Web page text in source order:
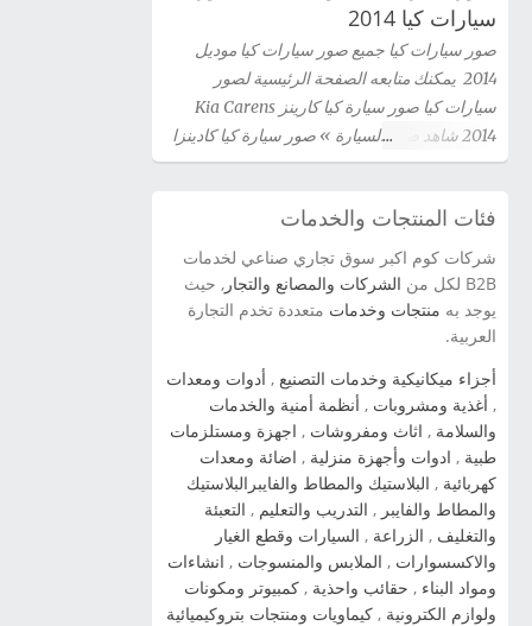
سيارات كيا 2014
صور سيارات كيا جميع صور سيارات كيا موديل
2014 يمكنك متابعه الصفحة الرئيسية لصور
سيارات كيا صور سيارة كيا كارينز Kia Carens
2014 شاهد صور السيارة » صور سيارة كيا كادينزا
Kia Cadenza 2014 شاهد صور السيارة » صور
شاهد صور السيارة » صور سيارة كيا اوبتيما Kia
Optima 2014 شاهد صور السيارة » سيارة كيا
سورينتو Kia Sorento 2014 شاهد صور السيارة »
cerato شاهد صور السيارة » صور سياراة سبورتاج
2014 شاهد صور السيارة » صور سيارات كيا اوبتيما
2014 شاهد صور السيارة » صور سيارات كيا سول
2014 شاهد صور السيارة » صور سيارات كيا بيكانتو
2014 شاهد صور السيارة » صور سيارات كيا
سيراتو 2014 شاهد صور السيارة » صورة سيارة
كيا ريو 2014 شاهد صور السيارة » صور سيارة كيا
kia cadenza 2014 شاهد صور السيارة » ...
فئات المنتجات والخدمات
شركات كوم اكبر سوق تجاري صناعي لخدمات
B2B لكل من
الشركات والمصانع والتجار , حيث
يوجد به منتجات وخدمات متعددة تخدم التجارة
العربية.
أجزاء ميكانيكية وخدمات التصنيع , أدوات ومعدات
, أغذية ومشروبات , أنظمة أمنية والخدمات
والسلامة , اثاث ومفروشات , اجهزة ومستلزمات
طبية , ادوات وأجهزة منزلية , اضائة ومعدات
كهربائية , البلاستيك والمطاط والفايبرالبلاستيك
والمطاط والفايبر , التدريب والتعليم , التعبئة
والتغليف , الزراعة , السيارات وقطع الغيار
والاكسسوارات , الملابس والمنسوجات , انشاءات
ومواد البناء , حقائب واحذية , كمبيوتر ومكونات
ولوازم الكترونية , كيماويات ومنتجات بتروكيميائية